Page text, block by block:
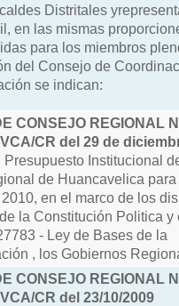
Distritales
en las mismas
para los miembros
del Consejo de
se indican:
CONSEJO REGIONAL
CR del 29 de
Institucional
de Huancavelica
en el marco de los
la Constitución Politica y
- Ley de Bases de la
, los Gobiernos
CONSEJO REGIONAL
CR del 23/10/2009